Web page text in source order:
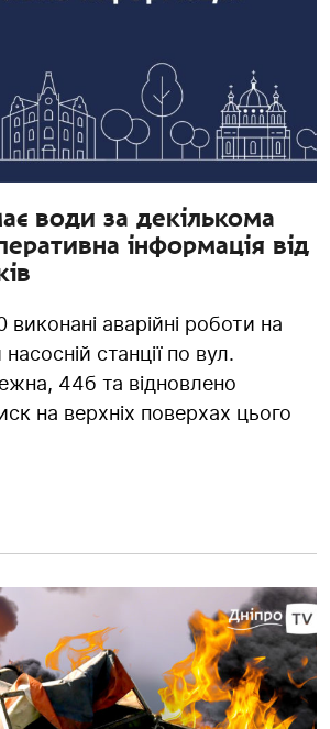
води за декількома
інформація від
аварійні роботи на
станції по вул.
44б та відновлено
на верхніх поверхах цього